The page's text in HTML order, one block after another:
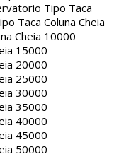
Tipo Taca
Taca Coluna Cheia
Cheia 10000
15000
20000
25000
30000
35000
40000
45000
50000